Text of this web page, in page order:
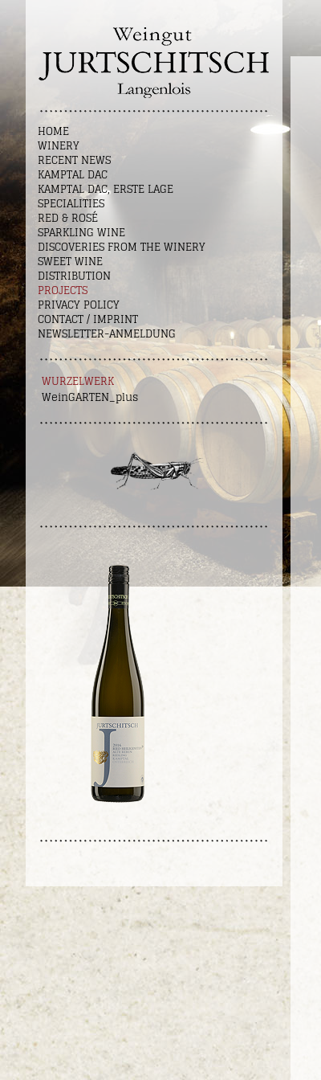
HOME
WINERY
RECENT NEWS
KAMPTAL DAC
KAMPTAL DAC, ERSTE LAGE
SPECIALITIES
RED & ROSÉ
SPARKLING WINE
DISCOVERIES FROM THE WINERY
SWEET WINE
DISTRIBUTION
PROJECTS
PRIVACY POLICY
CONTACT / IMPRINT
NEWSLETTER-ANMELDUNG
WURZELWERK
WeinGARTEN_plus